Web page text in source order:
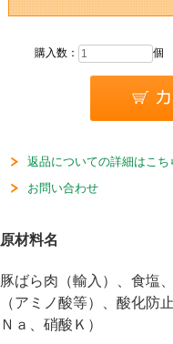
購入数： 個
返品についての詳細はこち
お問い合わせ
原材料名
豚ばら肉（輸入）、食塩
（アミノ酸等）、酸化防
Ｎａ、硝酸Ｋ）